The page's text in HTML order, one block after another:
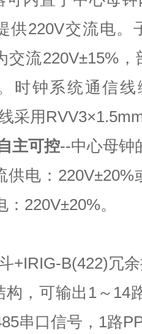
供220V交流电。
交流220V±15%，
时钟系统通信
采用 RVV3×
主可控--中心母钟
电： 220V±20%
： 220V±20%。
+IRIG-B(422)冗
，可输出 1 ～ 14
串口信号， 1路